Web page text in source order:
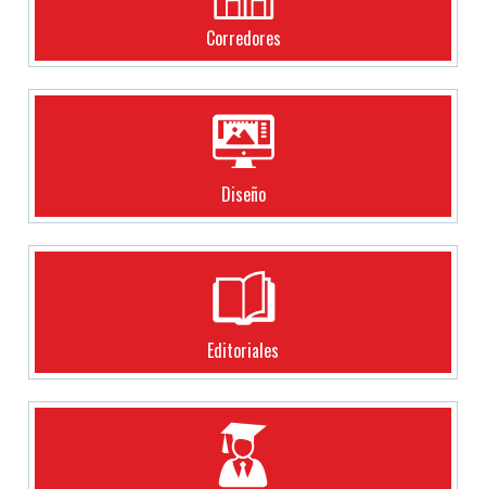
Corredores
Diseño
Editoriales